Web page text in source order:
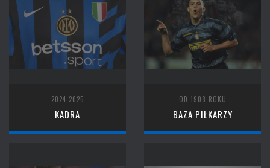
2024-2025
KADRA
OD 1908 ROKU
BAZA PIŁKARZY